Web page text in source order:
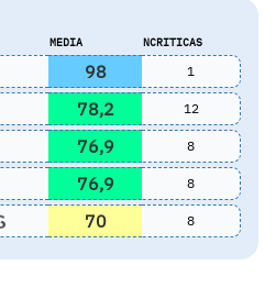
MEDIA NCRITICAS
98 1
78,2 12
76,9 8
76,9 8
70 8